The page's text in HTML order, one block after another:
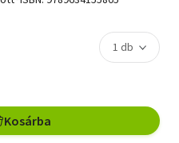
Kosárba